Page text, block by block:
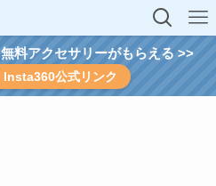
料アクセサリーがもらえる >>
Insta360公式リンク